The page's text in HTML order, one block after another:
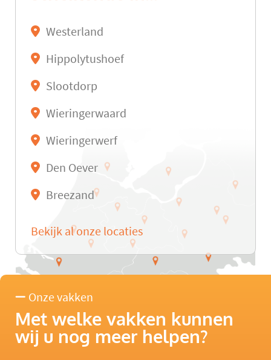
Westerland
Hippolytushoef
Slootdorp
Wieringerwaard
Wieringerwerf
Den Oever
Breezand
Bekijk al onze locaties
Onze vakken
Met welke vakken kunnen
wij u nog meer helpen?